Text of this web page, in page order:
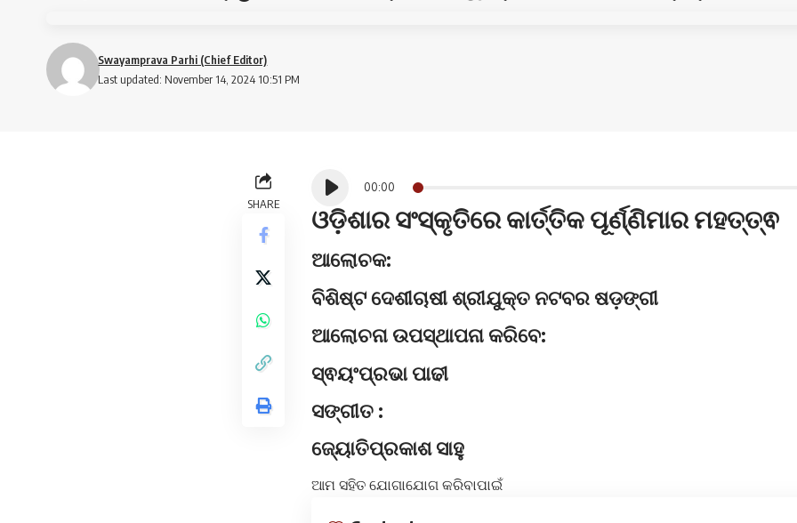
Last updated: November 14, 2024 10:51 PM
Swayamprava Parhi (Chief Editor)
SHARE
Audio
00:00
ଓଡ଼ିଶାର ସଂସ୍କୃତିରେ କାର୍ତ୍ତିକ ପୂର୍ଣ୍ଣିମାର ମହତ୍ତ୍ଵ
ଆଲୋଚକ:
ବିଶିଷ୍ଟ ଦେଶୀଚାଷୀ ଶ୍ରୀଯୁକ୍ତ ନଟବର ଷଡ଼ଙ୍ଗୀ
ଆଲୋଚନା ଉପସ୍ଥାପନା କରିବେ:
ସ୍ଵୟଂପ୍ରଭା ପାଢୀ
ସଙ୍ଗୀତ :
ଜ୍ୟୋତିପ୍ରକାଶ ସାହୁ
ଆମ ସହିତ ଯୋଗାଯୋଗ କରିବାପାଇଁ